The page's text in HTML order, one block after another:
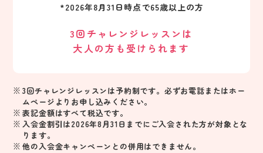
*2026年8月31日時点で65歳以上の方
3回チャレンジレッスンは
大人の方も受けられます
※ 3回チャレンジレッスンは予約制です。必ずお電話またはホー
ムページよりお申し込みください。
※ 表記金額はすべて税込です。
※ 入会金割引は2026年8月31日までにご入会された方が対象とな
ります。
※ 他の入会金キャンペーンとの併用はできません。